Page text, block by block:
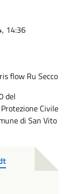
14:36
flow Ru Secco
del
Civile
di San Vito